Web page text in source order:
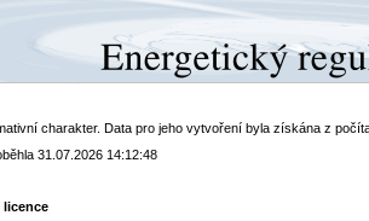
charakter. Data pro jeho vytvoření byla získána z
31.07.2026 14:12:48
licence